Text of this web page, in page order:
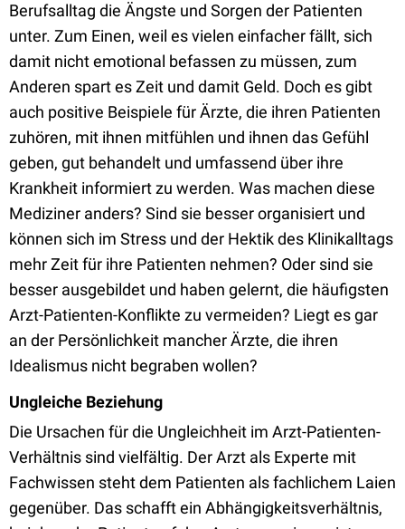
Berufsalltag die Ängste und Sorgen der Patienten
unter. Zum Einen, weil es vielen einfacher fällt, sich
damit nicht emotional befassen zu müssen, zum
Anderen spart es Zeit und damit Geld. Doch es gibt
auch positive Beispiele für Ärzte, die ihren Patienten
zuhören, mit ihnen mitfühlen und ihnen das Gefühl
geben, gut behandelt und umfassend über ihre
Krankheit informiert zu werden. Was machen diese
Mediziner anders? Sind sie besser organisiert und
können sich im Stress und der Hektik des Klinikalltags
mehr Zeit für ihre Patienten nehmen? Oder sind sie
besser ausgebildet und haben gelernt, die häufigsten
Arzt-Patienten-Konflikte zu vermeiden? Liegt es gar
an der Persönlichkeit mancher Ärzte, die ihren
Idealismus nicht begraben wollen?
Ungleiche Beziehung
Die Ursachen für die Ungleichheit im Arzt-Patienten-
Verhältnis sind vielfältig. Der Arzt als Experte mit
Fachwissen steht dem Patienten als fachlichem Laien
gegenüber. Das schafft ein Abhängigkeitsverhältnis,